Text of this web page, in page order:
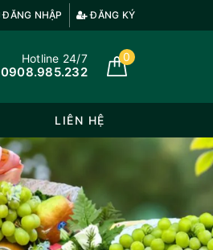
ĐĂNG NHẬP ĐĂNG KÝ
Hotline 24/7
0908.985.232
0
LIÊN HỆ